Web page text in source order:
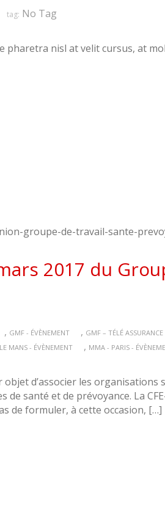
tag: No Tag
nisl at velit cursus, at
2017 du
, GMF - ÉVÈNEMENT , GMF – TÉLÉ
MANS - ÉVÈNEMENT , MMA - PARIS -
d’associer les organisations
santé et de prévoyance. La
de formuler, à cette occasion, […]